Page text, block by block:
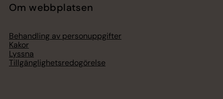
Om webbplatsen
Behandling av personuppgifter
Kakor
Lyssna
Tillgänglighetsredogörelse